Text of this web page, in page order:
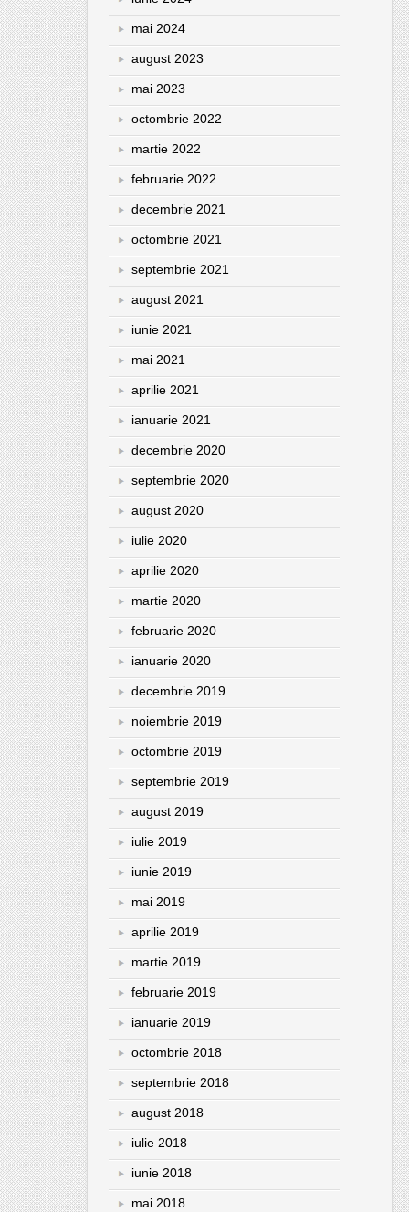
mai 2024
august 2023
mai 2023
octombrie 2022
martie 2022
februarie 2022
decembrie 2021
octombrie 2021
septembrie 2021
august 2021
iunie 2021
mai 2021
aprilie 2021
ianuarie 2021
decembrie 2020
septembrie 2020
august 2020
iulie 2020
aprilie 2020
martie 2020
februarie 2020
ianuarie 2020
decembrie 2019
noiembrie 2019
octombrie 2019
septembrie 2019
august 2019
iulie 2019
iunie 2019
mai 2019
aprilie 2019
martie 2019
februarie 2019
ianuarie 2019
octombrie 2018
septembrie 2018
august 2018
iulie 2018
iunie 2018
mai 2018